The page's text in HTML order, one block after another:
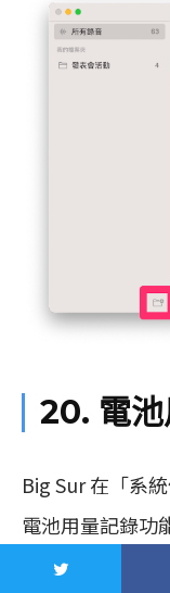
20. 電
Big Sur 在「系
電池用量記錄功
去 10 天的電池